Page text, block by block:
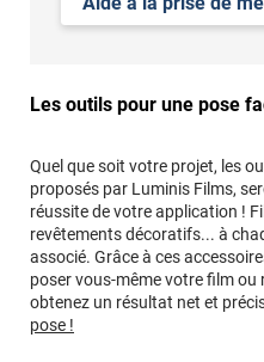
Les outils pour une pose
Quel que soit votre projet, les
proposés par Luminis Films,
réussite de votre application !
revêtements décoratifs... à
associé. Grâce à ces
poser vous-même votre film
obtenez un résultat net et
pose !